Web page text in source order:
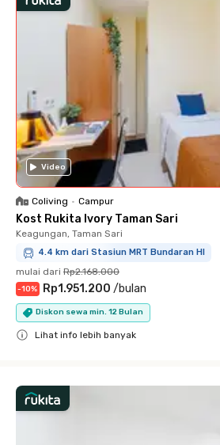
Video
Coliving • Campur
Kost Rukita Ivory Taman Sari
Keagungan, Taman Sari
4.4 km dari Stasiun MRT Bundaran HI
mulai dari Rp2.168.000
-10% Rp1.951.200 /bulan
Diskon sewa min. 12 Bulan
Lihat info lebih banyak